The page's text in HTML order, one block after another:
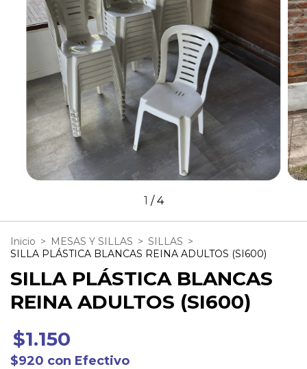
1 /4
Inicio > MESAS Y SILLAS > SILLAS >
SILLA PLÁSTICA BLANCAS REINA ADULTOS (SI600)
SILLA PLÁSTICA BLANCAS
REINA ADULTOS (SI600)
$1.150
$920 con Efectivo